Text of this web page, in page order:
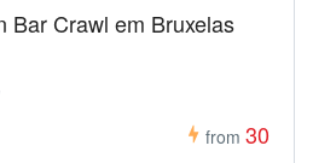
Bar Crawl em Bruxelas
from 30